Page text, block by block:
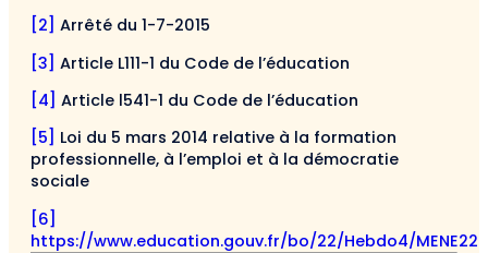
[2] Arrêté du 1-7-2015
[3] Article L111-1 du Code de l’éducation
[4] Article l541-1 du Code de l’éducation
[5] Loi du 5 mars 2014 relative à la formation
professionnelle, à l’emploi et à la démocratie
sociale
[6]
https://www.education.gouv.fr/bo/22/Hebdo4/